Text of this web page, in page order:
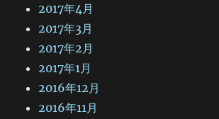
2017年4月
2017年3月
2017年2月
2017年1月
2016年12月
2016年11月